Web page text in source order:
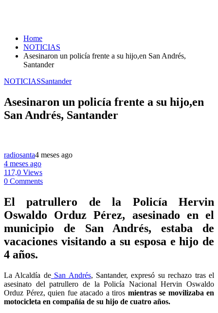
Home
NOTICIAS
Asesinaron un policía frente a su hijo,en San Andrés,
Santander
NOTICIASSantander
Asesinaron un policía frente a su hijo,en
San Andrés, Santander
radiosanta4 meses ago
4 meses ago
117,0 Views
0 Comments
El patrullero de la Policía Hervin
Oswaldo Orduz Pérez, asesinado en el
municipio de San Andrés, estaba de
vacaciones visitando a su esposa e hijo de
4 años.
La Alcaldía deSan Andrés, Santander, expresó su rechazo tras el
asesinato del patrullero de la Policía Nacional Hervin Oswaldo
Orduz Pérez, quien fue atacado a tiros mientras se movilizaba en
motocicleta en compañía de su hijo de cuatro años.